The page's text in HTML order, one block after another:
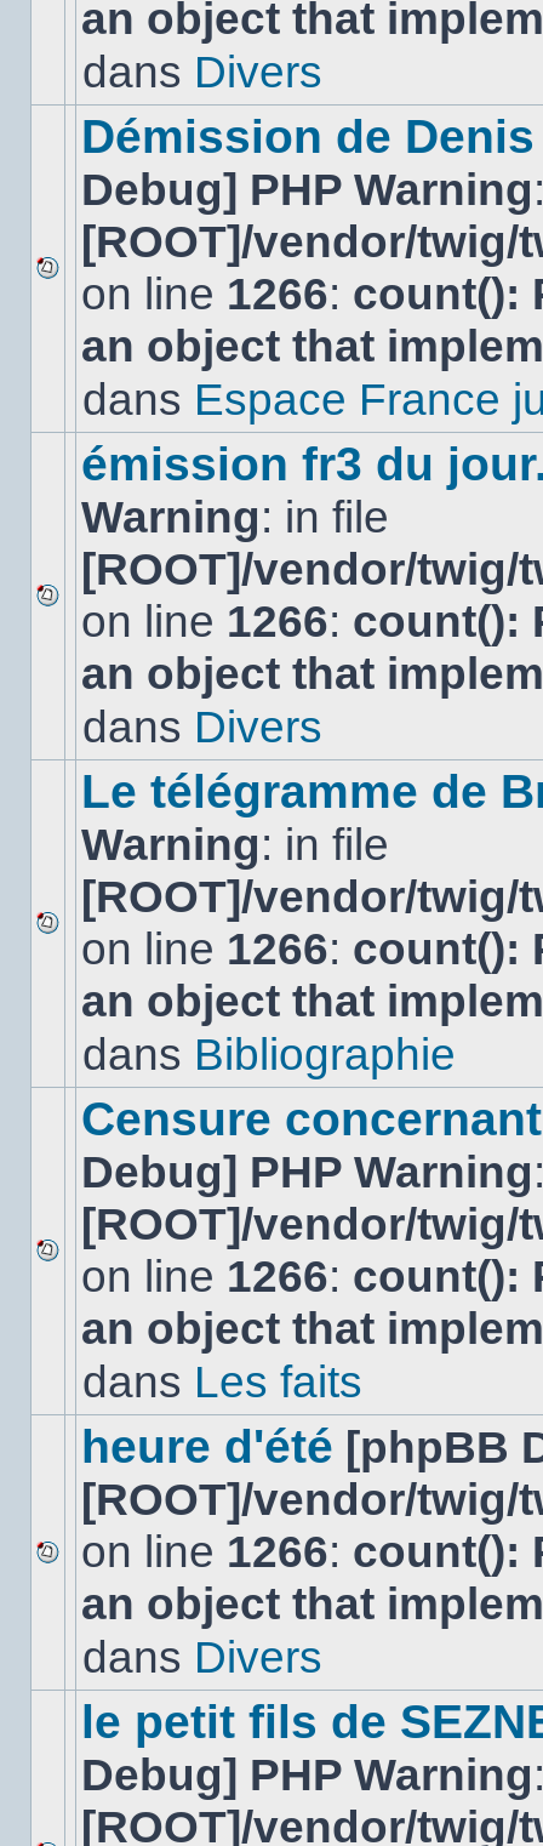
message
non-
dans
an object that
dans Divers
Aucun
nouveau
message
non-
dans
sujet.
Démission de
Debug] PHP Warning
[ROOT]/vendor/
on line 1266: count():
an object that
dans Espace France
Aucun
nouveau
message
non-
dans
émission fr3 du
Warning: in file
[ROOT]/vendor/
on line 1266: count():
an object that
dans Divers
Aucun
nouveau
message
non-
dans
Le télégramme de
Warning: in file
[ROOT]/vendor/
on line 1266: count():
an object that
dans Bibliographie
Aucun
nouveau
message
non-
dans
sujet.
Censure
Debug] PHP Warning
[ROOT]/vendor/
on line 1266: count():
an object that
dans Les faits
Aucun
nouveau
message
sujet.
heure d'été [phpBB
[ROOT]/vendor/
on line 1266: count():
an object that
dans Divers
le petit fils de
Debug] PHP Warning
[ROOT]/vendor/